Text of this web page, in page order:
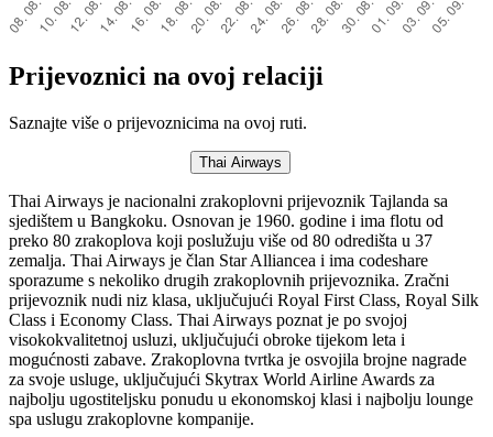
Prijevoznici na ovoj relaciji
Saznajte više o prijevoznicima na ovoj ruti.
Thai Airways
Thai Airways je nacionalni zrakoplovni prijevoznik Tajlanda sa
sjedištem u Bangkoku. Osnovan je 1960. godine i ima flotu od
preko 80 zrakoplova koji poslužuju više od 80 odredišta u 37
zemalja. Thai Airways je član Star Alliancea i ima codeshare
sporazume s nekoliko drugih zrakoplovnih prijevoznika. Zračni
prijevoznik nudi niz klasa, uključujući Royal First Class, Royal Silk
Class i Economy Class. Thai Airways poznat je po svojoj
visokokvalitetnoj usluzi, uključujući obroke tijekom leta i
mogućnosti zabave. Zrakoplovna tvrtka je osvojila brojne nagrade
za svoje usluge, uključujući Skytrax World Airline Awards za
najbolju ugostiteljsku ponudu u ekonomskoj klasi i najbolju lounge
spa uslugu zrakoplovne kompanije.